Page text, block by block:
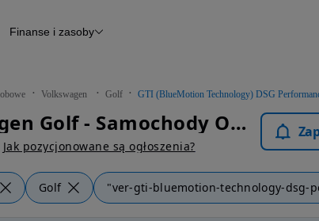
Raport z inspekcji
Otomoto News
Finanse i zasoby
Volkswagen Golf GTI (BlueMotion Technology) DSG
Volkswagen Golf - Samochody Osobowe
Jak pozycjonowane są ogłoszenia?
Golf "ver-gti-bluemotion-technology-dsg-